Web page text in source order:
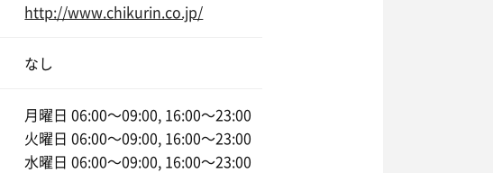
http://www.chikurin.co.jp/
なし
月曜日 06:00〜09:00, 16:00〜23:00
火曜日 06:00〜09:00, 16:00〜23:00
水曜日 06:00〜09:00, 16:00〜23:00